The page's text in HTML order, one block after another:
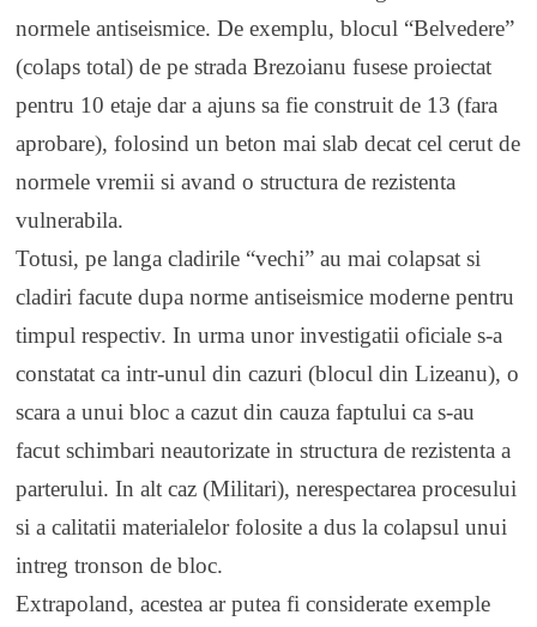
normele antiseismice. De exemplu, blocul “Belvedere”
(colaps total) de pe strada Brezoianu fusese proiectat
pentru 10 etaje dar a ajuns sa fie construit de 13 (fara
aprobare), folosind un beton mai slab decat cel cerut de
normele vremii si avand o structura de rezistenta
vulnerabila.
Totusi, pe langa cladirile “vechi” au mai colapsat si
cladiri facute dupa norme antiseismice moderne pentru
timpul respectiv. In urma unor investigatii oficiale s-a
constatat ca intr-unul din cazuri (blocul din Lizeanu), o
scara a unui bloc a cazut din cauza faptului ca s-au
facut schimbari neautorizate in structura de rezistenta a
parterului. In alt caz (Militari), nerespectarea procesului
si a calitatii materialelor folosite a dus la colapsul unui
intreg tronson de bloc.
Extrapoland, acestea ar putea fi considerate exemple